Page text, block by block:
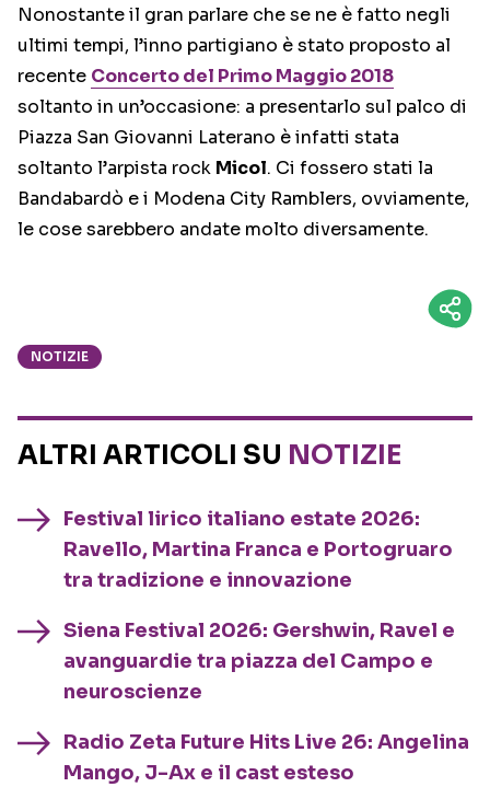
Nonostante il gran parlare che se ne è fatto negli
ultimi tempi, l’inno partigiano è stato proposto al
recente Concerto del Primo Maggio 2018
soltanto in un’occasione: a presentarlo sul palco di
Piazza San Giovanni Laterano è infatti stata
soltanto l’arpista rock Micol. Ci fossero stati la
Bandabardò e i Modena City Ramblers, ovviamente,
le cose sarebbero andate molto diversamente.
NOTIZIE
ALTRI ARTICOLI SU NOTIZIE
Festival lirico italiano estate 2026:
Ravello, Martina Franca e Portogruaro
tra tradizione e innovazione
Siena Festival 2026: Gershwin, Ravel e
avanguardie tra piazza del Campo e
neuroscienze
Radio Zeta Future Hits Live 26: Angelina
Mango, J-Ax e il cast esteso